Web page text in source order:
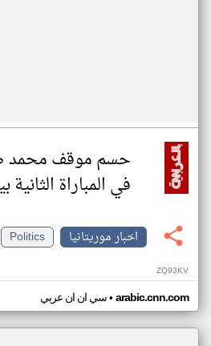
حسم موقف محمد
في المباراة
اخبار موريتانيا
Politics
ZQ93KV
سي ان ان عربي• arabic.cnn.com